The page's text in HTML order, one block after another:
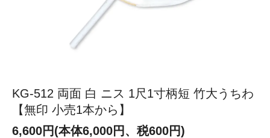
KG-512 両面 白 ニス 1尺1寸柄短 竹大うちわ
【無印 小売1本から】
6,600円(本体6,000円、税600円)